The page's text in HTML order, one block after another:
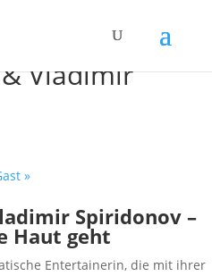
Vladimir
»
Spiridonov –
Haut geht
Entertainerin, die mit ihrer